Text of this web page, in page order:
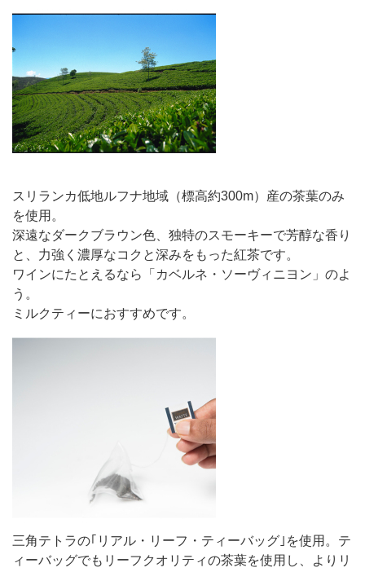
スリランカ低地ルフナ地域（標高約300m）産の茶葉のみ
を使用。
深遠なダークブラウン色、独特のスモーキーで芳醇な香り
と、力強く濃厚なコクと深みをもった紅茶です。
ワインにたとえるなら「カベルネ・ソーヴィニヨン」のよ
う。
ミルクティーにおすすめです。
三角テトラの｢リアル・リーフ・ティーバッグ｣を使用。テ
ィーバッグでもリーフクオリティの茶葉を使用し、よりリ